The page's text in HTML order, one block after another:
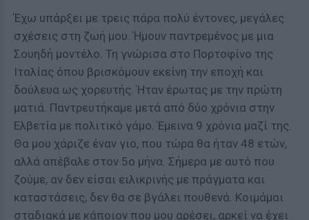
Έχω υπάρξει με τρεις πάρα πολύ έντονες, μεγάλες
σχέσεις στη ζωή μου. Ήμουν παντρεμένος με μια
Σουηδή μοντέλο. Τη γνώρισα στο Πορτοφίνο της
Ιταλίας όπου βρισκόμουν εκείνη την εποχή και
δούλευα ως χορευτής. Ήταν έρωτας με την πρώτη
ματιά. Παντρευτήκαμε μετά από δύο χρόνια στην
Ελβετία με πολιτικό γάμο. Έμεινα 9 χρόνια μαζί της.
Θα μου χάριζε έναν γιο, που τώρα θα ήταν 48 ετών,
αλλά απέβαλε στον 5ο μήνα. Σήμερα με αυτό που
ζούμε, αν δεν είσαι ειλικρινής με πράγματα και
καταστάσεις, δεν θα σε βγάλει πουθενά. Κοιμάμαι
σταδιακά με κάποιον που μου αρέσει, αρκεί να έχει